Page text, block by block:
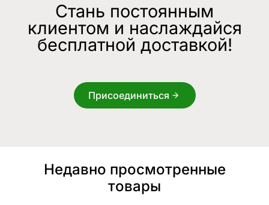
Стань постоянным
клиентом и наслаждайся
бесплатной доставкой!
Присоединиться
Недавно просмотренные
товары